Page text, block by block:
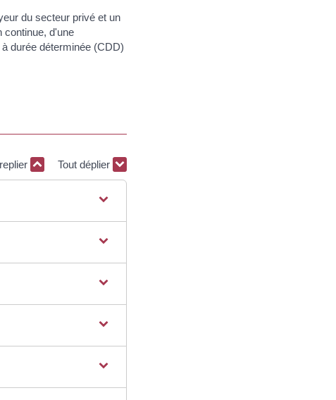
du secteur privé et un
continue, d'une
durée déterminée (CDD)
Tout déplier